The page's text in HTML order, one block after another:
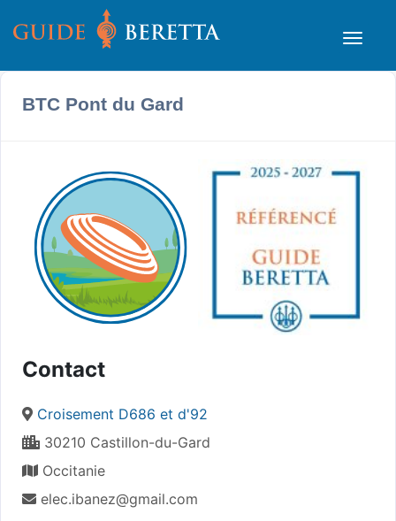
BTC Pont du Gard
Contact
Croisement D686 et d'92
30210 Castillon-du-Gard
Occitanie
elec.ibanez@gmail.com